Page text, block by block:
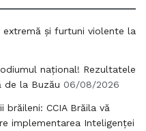
și furtuni violente la
național! Rezultatele
de la Buzău 06/08/2026
CCIA Brăila vă
implementarea Inteligenței